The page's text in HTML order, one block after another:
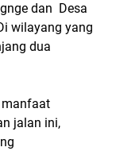
dan Desa
wilayang yang
dua
manfaat
jalan ini,